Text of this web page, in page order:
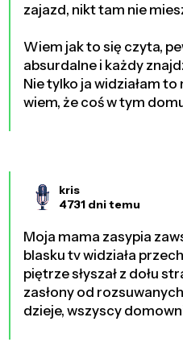
zajazd, nikt tam nie
Wiem jak to się czyta,
absurdalne i każdy
Nie tylko ja widziałam to
wiem, że coś w tym
kris
4731 dni temu
Moja mama zasypia
blasku tv widziała
piętrze słyszał z dołu
zasłony od
dzieje, wszyscy